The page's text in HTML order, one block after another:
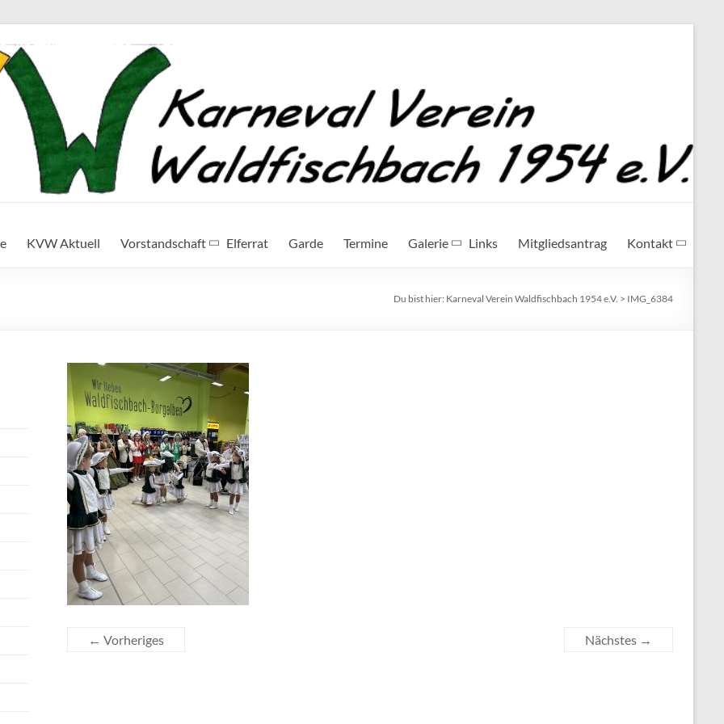
KVW Aktuell Vorstandschaft Elferrat Garde Termine Galerie Links Mitgliedsantrag Kontakt
Du bist hier: Karneval Verein Waldfischbach 1954 e.V. > IMG_6384
← Vorheriges Nächstes →